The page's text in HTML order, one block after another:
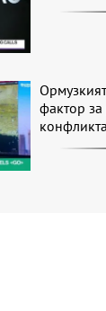
фактор